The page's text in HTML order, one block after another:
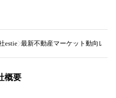
estie 最新不動産マーケット動向レポ
概要